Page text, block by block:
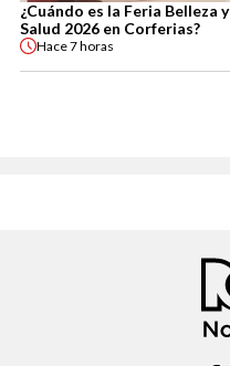
¿Cuándo es la Feria Belleza y
Salud 2026 en Corferias?
Hace7 horas